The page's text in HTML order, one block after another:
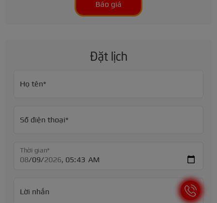
Báo giá
Đặt lịch
Họ tên*
Số điện thoại*
Thời gian*
Lời nhắn